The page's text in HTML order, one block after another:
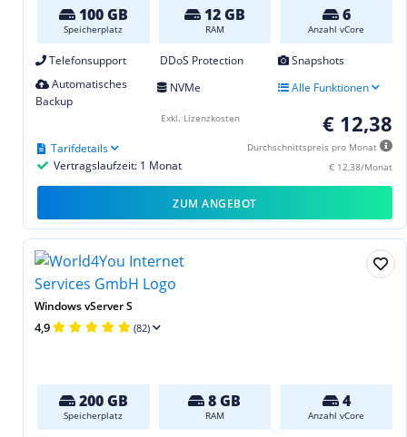
100 GB
Speicherplatz
12 GB
RAM
6
Anzahl vCore
Telefonsupport DDoS Protection
Snapshots
Automatisches
Backup
NVMe Alle Funktionen
€ 12,38
Durchschnittspreis pro Monat
€ 12,38/Monat
Vertragslaufzeit: 1 Monat
Tarifdetails
Exkl. Lizenzkosten
ZUM ANGEBOT
Windows vServer S
4,9 (82)
200 GB
Speicherplatz
8 GB
RAM
4
Anzahl vCore